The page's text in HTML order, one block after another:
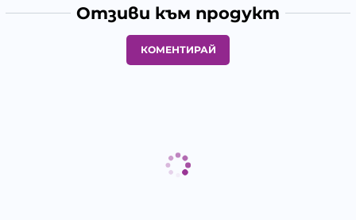
Отзиви към продукт
КОМЕНТИРАЙ